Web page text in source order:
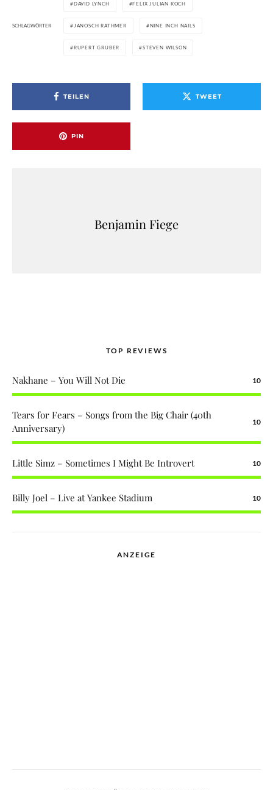
SCHLAGWÖRTER
DAVID LYNCH FELIX JULIAN KOCH
JANOSCH RATHMER NINE INCH NAILS
RUPERT GRUBER STEVEN WILSON
TEILEN TWEET
PIN
Benjamin Fiege
TOP REVIEWS
Nakhane – You Will Not Die 10
Tears for Fears – Songs from the Big Chair (40th
Anniversary)
10
Little Simz – Sometimes I Might Be Introvert 10
Billy Joel – Live at Yankee Stadium 10
ANZEIGE